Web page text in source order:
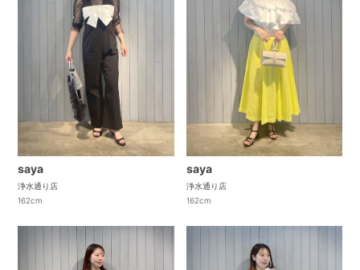
saya
浄水通り店
162cm
saya
浄水通り店
162cm